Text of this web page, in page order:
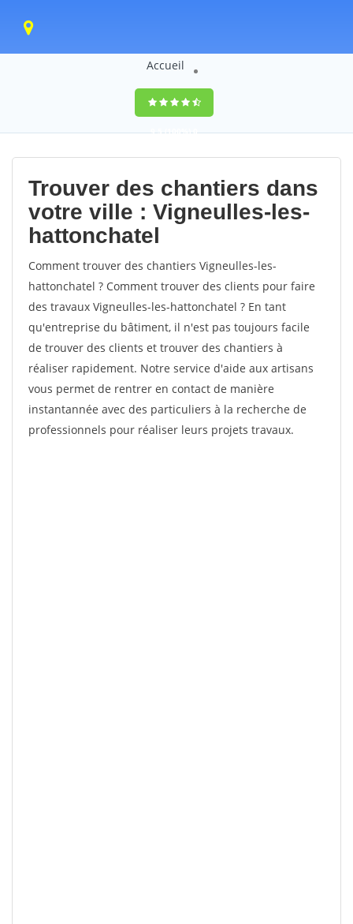
Accueil
9,5(100%)0
votes
Trouver des chantiers dans
votre ville : Vigneulles-les-
hattonchatel
Comment trouver des chantiers Vigneulles-les-
hattonchatel ? Comment trouver des clients pour faire
des travaux Vigneulles-les-hattonchatel ? En tant
qu'entreprise du bâtiment, il n'est pas toujours facile
de trouver des clients et trouver des chantiers à
réaliser rapidement. Notre service d'aide aux artisans
vous permet de rentrer en contact de manière
instantannée avec des particuliers à la recherche de
professionnels pour réaliser leurs projets travaux.